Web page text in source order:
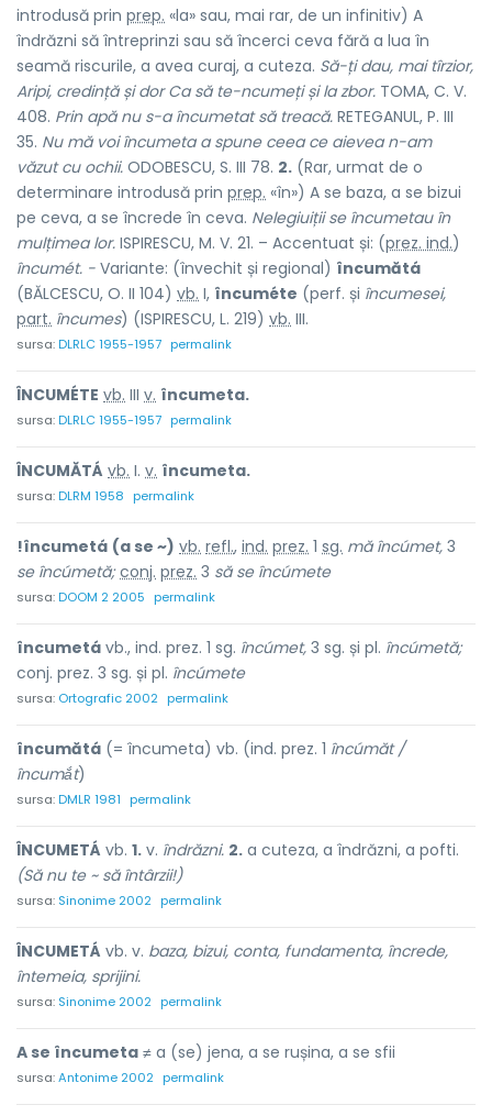
introdusă prin prep. «la» sau, mai rar, de un infinitiv) A
îndrăzni să întreprinzi sau să încerci ceva fără a lua în
seamă riscurile, a avea curaj, a cuteza. Să-ți dau, mai tîrzior,
Aripi, credință și dor Ca să te-ncumeți și la zbor. TOMA, C. V.
408. Prin apă nu s-a încumetat să treacă. RETEGANUL, P. III
35. Nu mă voi încumeta a spune ceea ce aievea n-am
văzut cu ochii. ODOBESCU, S. III 78. 2. (Rar, urmat de o
determinare introdusă prin prep. «în») A se baza, a se bizui
pe ceva, a se încrede în ceva. Nelegiuiții se încumetau în
mulțimea lor. ISPIRESCU, M. V. 21. – Accentuat și: (prez. ind.)
încumét. - Variante: (învechit și regional) încumătá
(BĂLCESCU, O. II 104) vb. I, încuméte (perf. și încumesei,
part. încumes) (ISPIRESCU, L. 219) vb. III.
sursa:DLRLC 1955-1957 permalink
ÎNCUMÉTE vb. III v. încumeta.
sursa:DLRLC 1955-1957 permalink
ÎNCUMĂTÁ vb. I. v. încumeta.
sursa:DLRM 1958 permalink
!încumetá (a se ~) vb. refl., ind. prez. 1 sg. mă încúmet, 3
se încúmetă; conj. prez. 3 să se încúmete
sursa:DOOM 2 2005 permalink
încumetá vb., ind. prez. 1 sg. încúmet, 3 sg. și pl. încúmetă;
conj. prez. 3 sg. și pl. încúmete
sursa: Ortografic 2002 permalink
încumătá (= încumeta) vb. (ind. prez. 1 încúmăt /
încumắt)
sursa:DMLR 1981 permalink
ÎNCUMETÁ vb. 1. v. îndrăzni. 2. a cuteza, a îndrăzni, a pofti.
(Să nu te ~ să întârzii!)
sursa: Sinonime 2002 permalink
ÎNCUMETÁ vb. v. baza, bizui, conta, fundamenta, încrede,
întemeia, sprijini.
sursa: Sinonime 2002 permalink
A se încumeta ≠ a (se) jena, a se rușina, a se sfii
sursa:Antonime 2002 permalink